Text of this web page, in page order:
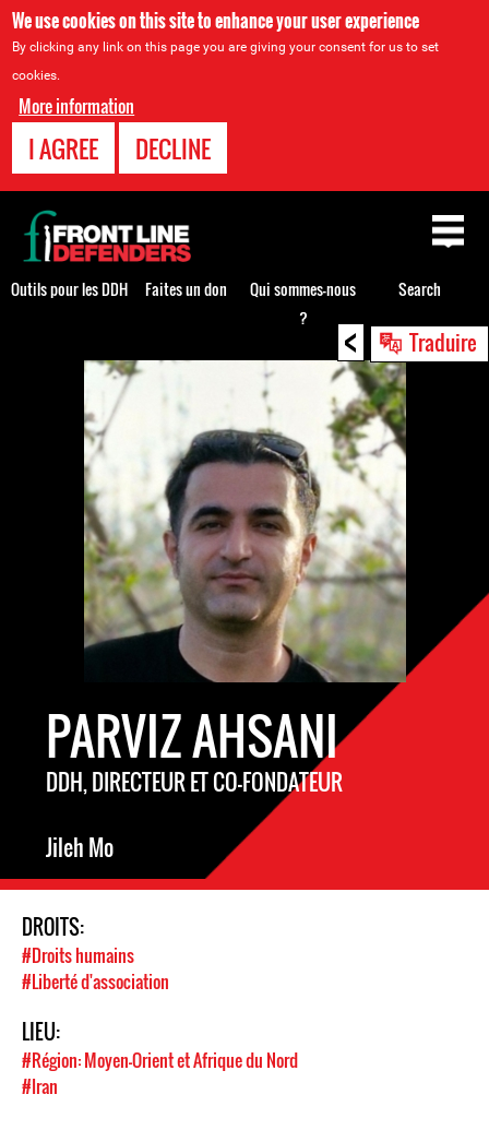
We use cookies on this site to enhance your user experience
By clicking any link on this page you are giving your consent for us to set
cookies.
More information
I AGREE DECLINE
< Traduire
PARVIZ AHSANI
DDH, DIRECTEUR ET CO-FONDATEUR
Jileh Mo
DROITS:
#Droits humains
#Liberté d'association
LIEU:
#Région: Moyen-Orient et Afrique du Nord
#Iran
Back
to
top
Outils pour les DDH Faites un don
Qui sommes-nous
?
Search